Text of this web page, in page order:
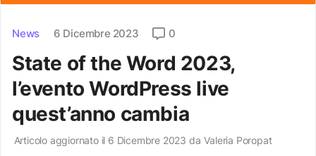
News 6 Dicembre 2023 0
State of the Word 2023,
l’evento WordPress live
quest’anno cambia
Articolo aggiornato il 6 Dicembre 2023 da Valeria Poropat